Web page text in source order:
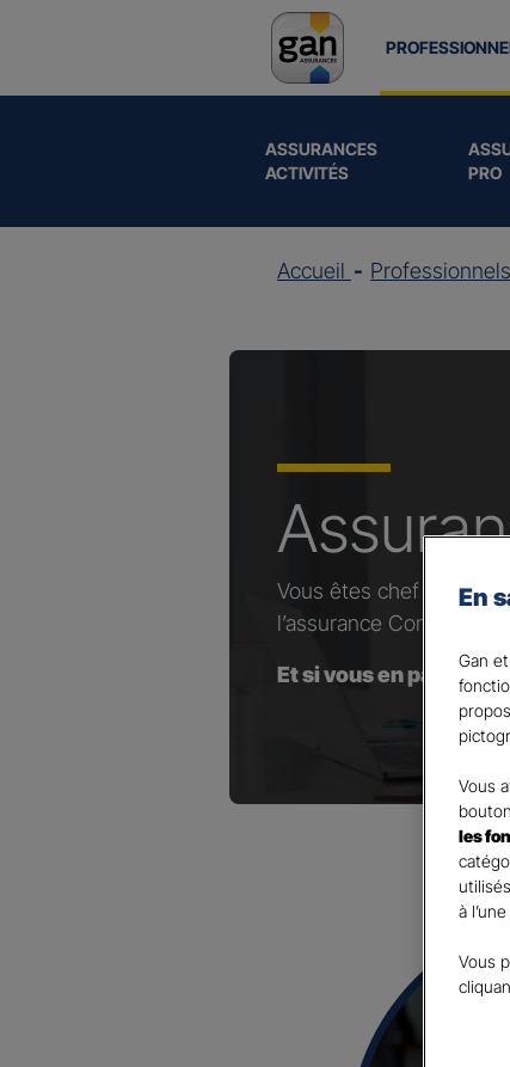
ASSURANCES
ACTIVITÉS
PRO
Accueil Professionnels
Vous êtes chef
l’assurance
Et si vous en parliez
En
Gan
Vous
les
à
Vous